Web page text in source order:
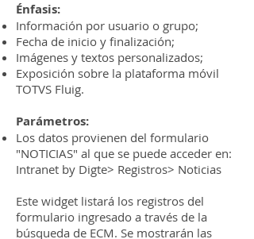
Énfasis:
Información por usuario o grupo;
Fecha de inicio y finalización;
Imágenes y textos personalizados;
Exposición sobre la plataforma móvil
TOTVS Fluig.
Parámetros:
Los datos provienen del formulario
"NOTICIAS" al que se puede acceder en:
Intranet by Digte> Registros> Noticias
Este widget listará los registros del
formulario ingresado a través de la
búsqueda de ECM. Se mostrarán las